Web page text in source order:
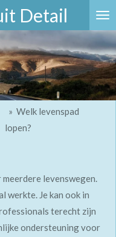
Detail
» Welk levenspad
lopen?
levenswegen.
werkte. Je kan ook in
terecht zijn
ondersteuning voor